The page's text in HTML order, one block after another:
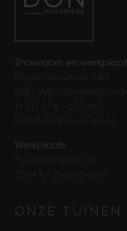
Showroom en
Werkplaats
Onze Tuinen